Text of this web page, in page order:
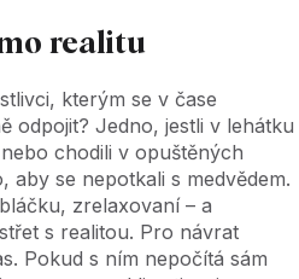
realitu
kterým se v čase
odpojit? Jedno, jestli v lehátku
chodili v opuštěných
aby se nepotkali s medvědem.
zrelaxovaní – a
s realitou. Pro návrat
Pokud s ním nepočítá sám